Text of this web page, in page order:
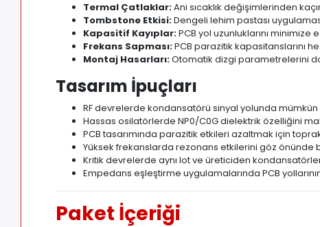
Termal Çatlaklar:Ani sıcaklık değişimlerinden
Tombstone Etkisi:Dengeli lehim pastası
Kapasitif Kayıplar:PCB yol uzunluklarını minimize
Frekans Sapması:PCB parazitik kapasitanslarını
Montaj Hasarları:Otomatik dizgi parametrelerini
Tasarım İpuçları
RF devrelerde kondansatörü sinyal yolunda mümkün
Hassas osilatörlerde NP0/C0G dielektrik özelliğini
PCB tasarımında parazitik etkileri azaltmak için
Yüksek frekanslarda rezonans etkilerini göz önünde
Kritik devrelerde aynı lot ve üreticiden
Empedans eşleştirme uygulamalarında PCB
Paket İçeriği